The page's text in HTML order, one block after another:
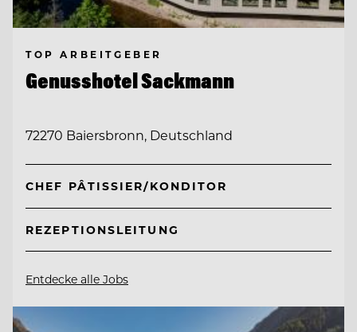
TOP ARBEITGEBER
Genusshotel Sackmann
72270 Baiersbronn, Deutschland
CHEF PÂTISSIER/KONDITOR
REZEPTIONSLEITUNG
Entdecke alle Jobs